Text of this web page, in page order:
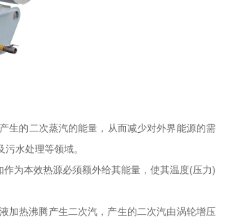
生的二次蒸汽的能量，从而减少对外界能源的需
水处理等领域。
为本效热源必须额外给其能量，使其温度(压力)
加热沸腾产生二次汽，产生的二次汽由涡轮增压